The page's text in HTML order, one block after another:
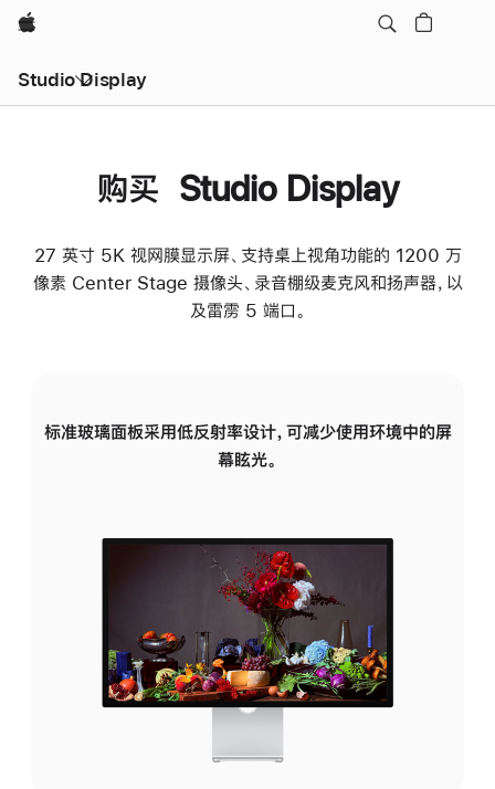
Apple
Studio Display
购买 Studio Display
27 英寸 5K 视网膜显示屏、支持桌上视角功能的 1200 万
像素 Center Stage 摄像头、录音棚级麦克风和扬声器，以
及雷雳 5 端口。
标准玻璃面板采用低反射率设计，可减少使用环境中的屏
幕眩光。